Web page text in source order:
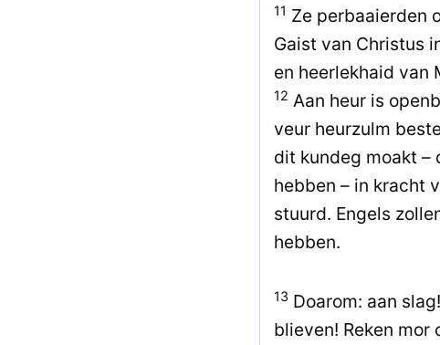
11 Ze perbaaierden
Gaist van Christus
en heerlekhaid van
12 Aan heur is
veur heurzulm
dit kundeg moakt –
hebben – in kracht
stuurd. Engels
hebben.
13 Doarom: aan
blieven! Reken